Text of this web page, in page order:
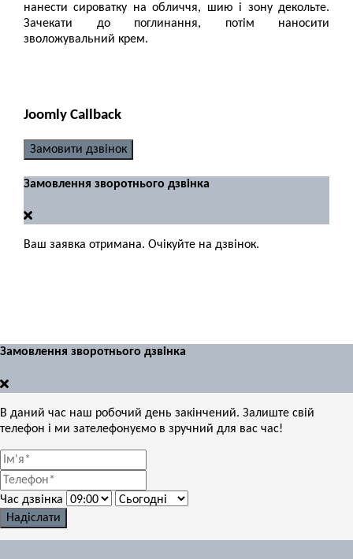
нанести сироватку на обличчя, шию і зону декольте.
Зачекати до поглинання, потім наносити
зволожувальний крем.
Joomly Callback
Замовити дзвінок
Замовлення зворотнього дзвінка
Ваш заявка отримана. Очікуйте на дзвінок.
Замовлення зворотнього дзвінка
В даний час наш робочий день закінчений. Залиште свій
телефон і ми зателефонуємо в зручний для вас час!
Час дзвінка
Надіслати